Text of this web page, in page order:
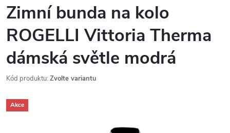
Zimní bunda na kolo
ROGELLI Vittoria Therma
dámská světle modrá
Kód produktu: Zvolte variantu
Akce